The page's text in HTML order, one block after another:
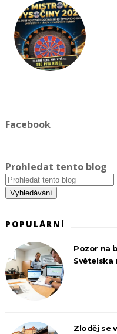
Facebook
Prohledat tento blog
POPULÁRNÍ
Pozor na
Světelska
Zloděj se